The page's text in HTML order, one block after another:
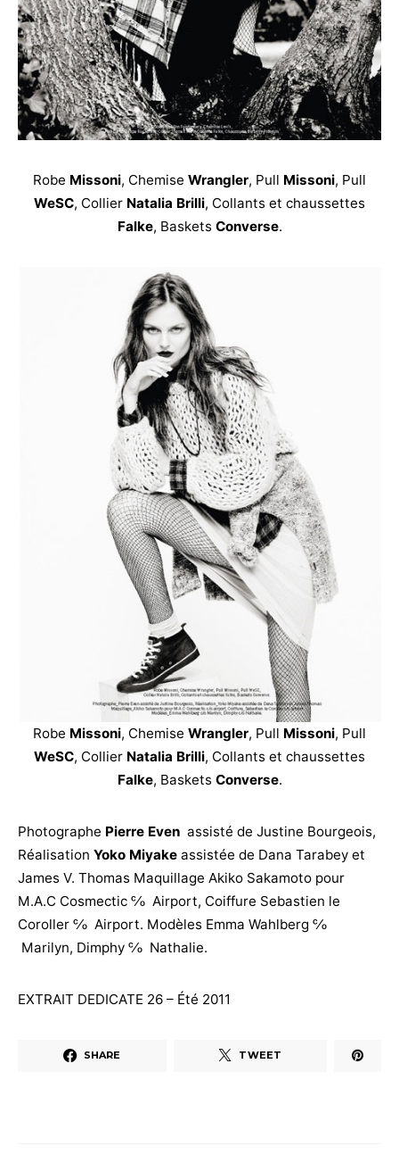
Robe Missoni, Chemise Wrangler, Pull Missoni, Pull
WeSC, Collier Natalia Brilli, Collants et chaussettes
Falke, Baskets Converse.
Robe Missoni, Chemise Wrangler, Pull Missoni, Pull
WeSC, Collier Natalia Brilli, Collants et chaussettes
Falke, Baskets Converse.
Photographe Pierre Even assisté de Justine Bourgeois,
Réalisation Yoko Miyake assistée de Dana Tarabey et
James V. Thomas Maquillage Akiko Sakamoto pour
M.A.C Cosmectic ℅ Airport, Coiffure Sebastien le
Coroller ℅ Airport. Modèles Emma Wahlberg ℅
Marilyn, Dimphy ℅ Nathalie.
EXTRAIT DEDICATE 26 – Été 2011
SHARE TWEET